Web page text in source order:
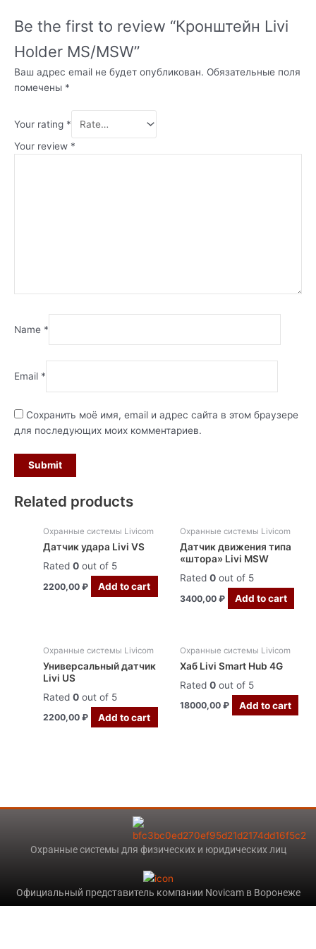
Be the first to review “Кронштейн Livi
Holder MS/MSW”
Ваш адрес email не будет опубликован. Обязательные поля
помечены *
Your rating *
Your review *
Name *
Email *
Сохранить моё имя, email и адрес сайта в этом браузере
для последующих моих комментариев.
Related products
Охранные системы Livicom
Датчик удара Livi VS
Rated0 out of 5
2200,00₽ Add to cart
Охранные системы Livicom
Датчик движения типа
«штора» Livi MSW
Rated 0out of 5
3400,00 ₽ Add to cart
Охранные системы Livicom
Универсальный датчик
Livi US
Rated0 out of 5
2200,00₽ Add to cart
Охранные системы Livicom
Хаб Livi Smart Hub 4G
Rated 0out of 5
18000,00 ₽ Add to cart
Охранные системы для физических и юридических лиц
Официальный представитель компании Novicam в Воронеже